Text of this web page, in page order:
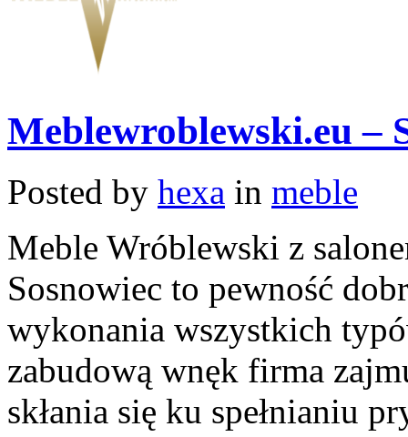
Meblewroblewski.eu –
Posted by hexa in meble
Meble Wróblewski z
Sosnowiec to pewność
wykonania wszystkich
zabudową wnęk firma
skłania się ku spełnianiu